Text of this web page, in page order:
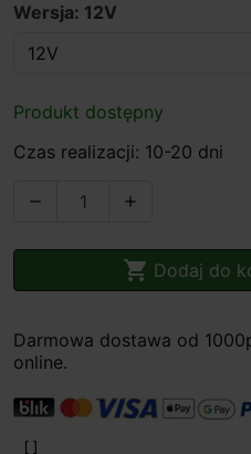
Wersja: 12V
Produkt dostępny
Czas realizacji: 10-20 dni
 
 Dodaj do
Darmowa dostawa od
online.